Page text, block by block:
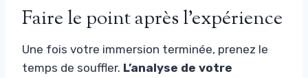
Faire le point après l’expérience
Une fois votre immersion terminée, prenez le
temps de souffler. L’analyse de votre